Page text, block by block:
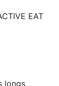
EAT
longs